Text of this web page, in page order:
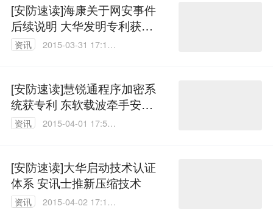
[安防速读]海康关于网安事件
后续说明 大华发明专利获证
书
资讯
2015-03-31 17:16:
[安防速读]慧锐通程序加密系
统获专利 东软载波牵手安居
宝
资讯
2015-04-01 17:57:
[安防速读]大华启动技术认证
体系 安讯士推新压缩技术
资讯
2015-04-02 17:18: